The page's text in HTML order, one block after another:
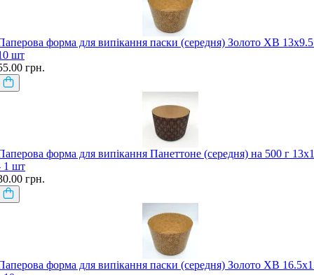
форма для випікання паски (середня) Золото ХВ
шт
грн.
форма для випікання Панеттоне (середня) на 500 г
1 шт
грн.
форма для випікання паски (середня) Золото ХВ